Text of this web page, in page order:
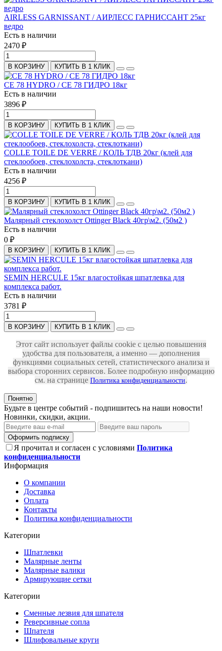
AIRLESS GARNISSANT / АИРЛЕСС ГАРНИССАНТ 25кг
ведро
Есть в наличии
2470 ₽
В КОРЗИНУ КУПИТЬ В 1 КЛИК
CE 78 HYDRO / CE 78 ГИДРО 18кг
Есть в наличии
3896 ₽
В КОРЗИНУ КУПИТЬ В 1 КЛИК
COLLE TOILE DE VERRE / КОЛЬ ТДВ 20кг (клей для
стеклообоев, стеклохолста, стеклоткани)
Есть в наличии
4256 ₽
В КОРЗИНУ КУПИТЬ В 1 КЛИК
Малярный стеклохолст Ottinger Black 40гр\м2. (50м2 )
Есть в наличии
0 ₽
В КОРЗИНУ КУПИТЬ В 1 КЛИК
SEMIN HERCULE 15кг влагостойкая шпатлевка для
комплекса работ.
Есть в наличии
3781 ₽
В КОРЗИНУ КУПИТЬ В 1 КЛИК
Этот сайт использует файлы cookie с целью повышения
удобства для пользователя, а именно — дополнения
функциями социальных сетей, статистического анализа и
выбора сторонних сервисов. Более подробную информацию
см. на странице Политика конфиденциальности.
Понятно
Будьте в центре событий - подпишитесь на наши новости!
Новинки, скидки, акции.
Оформить подписку
Я прочитал и согласен с условиями Политика
конфиденциальности
Информация
О компании
Доставка
Оплата
Контакты
Политика конфиденциальности
Категории
Шпатлевки
Малярные ленты
Малярные валики
Армирующие сетки
Категории
Сменные лезвия для шпателя
Реверсивные сопла
Шпателя
Шлифовальные круги